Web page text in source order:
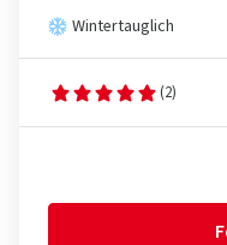
Wintertauglich
(2)